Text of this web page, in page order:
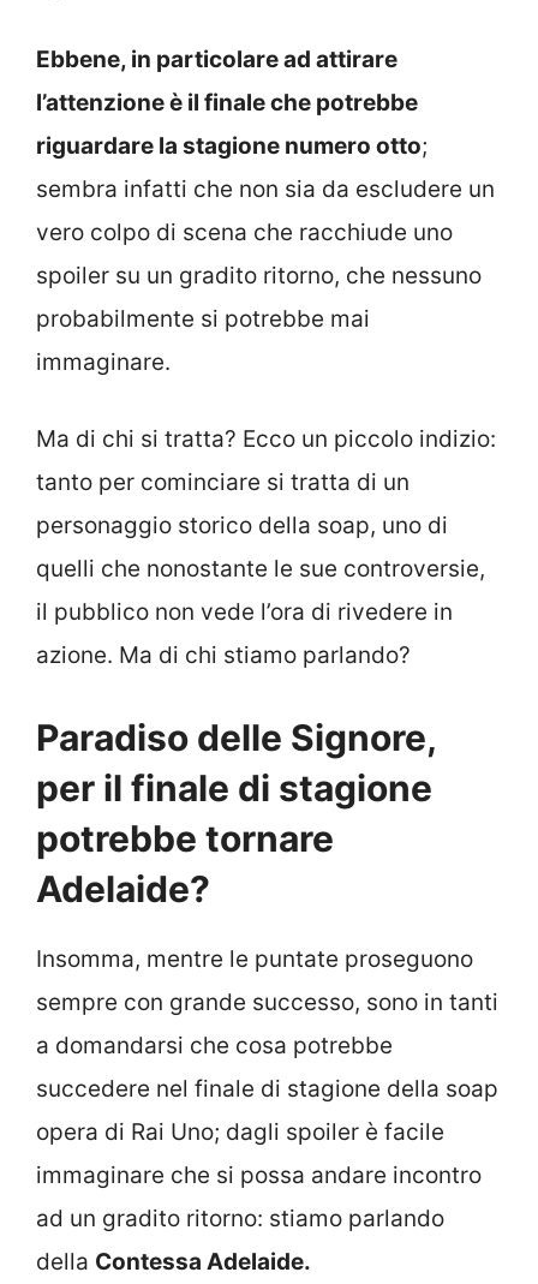
Ebbene, in particolare ad attirare
l’attenzione è il finale che potrebbe
riguardare la stagione numero otto;
sembra infatti che non sia da escludere un
vero colpo di scena che racchiude uno
spoiler su un gradito ritorno, che nessuno
probabilmente si potrebbe mai
immaginare.
Ma di chi si tratta? Ecco un piccolo indizio:
tanto per cominciare si tratta di un
personaggio storico della soap, uno di
quelli che nonostante le sue controversie,
il pubblico non vede l’ora di rivedere in
azione. Ma di chi stiamo parlando?
Paradiso delle Signore,
per il finale di stagione
potrebbe tornare
Adelaide?
Insomma, mentre le puntate proseguono
sempre con grande successo, sono in tanti
a domandarsi che cosa potrebbe
succedere nel finale di stagione della soap
opera di Rai Uno; dagli spoiler è facile
immaginare che si possa andare incontro
ad un gradito ritorno: stiamo parlando
della Contessa Adelaide.